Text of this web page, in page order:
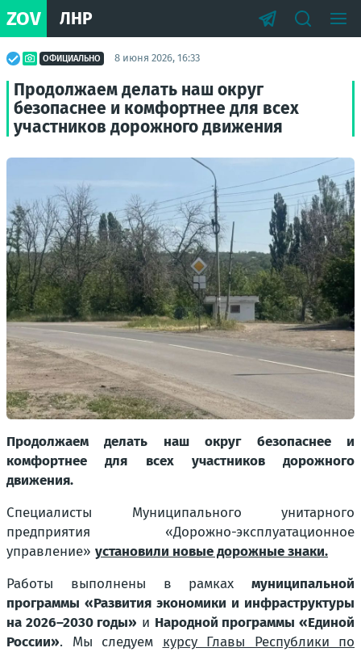
ZOV ЛНР
ОФИЦИАЛЬНО 8 июня 2026, 16:33
Продолжаем делать наш округ
безопаснее и комфортнее для всех
участников дорожного движения
Продолжаем делать наш округ безопаснее и
комфортнее для всех участников дорожного
движения.
Специалисты Муниципального унитарного
предприятия «Дорожно-эксплуатационное
управление» установили новые дорожные знаки.
Работы выполнены в рамках муниципальной
программы «Развития экономики и инфраструктуры
на 2026–2030 годы» и Народной программы «Единой
России». Мы следуем курсу Главы Республики по